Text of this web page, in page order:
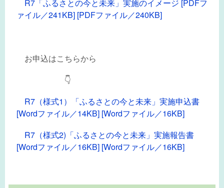
R7「ふるさとの今と未来」実施のイメージ [PDFフ
ァイル／241KB] [PDFファイル／240KB]
お申込はこちらから
👇
R7（様式1）「ふるさとの今と未来」実施申込書
[Wordファイル／14KB] [Wordファイル／16KB]
R7（様式2)「ふるさとの今と未来」実施報告書
[Wordファイル／16KB] [Wordファイル／16KB]